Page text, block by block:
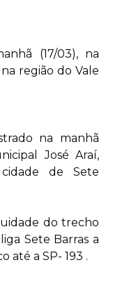
(17/03), na
região do Vale
na manhã
José Araí,
de Sete
do trecho
Sete Barras a
até a SP- 193 .